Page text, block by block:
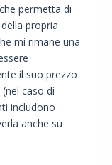
permetta di
propria
mi rimane una
il suo prezzo
caso di
includono
anche su